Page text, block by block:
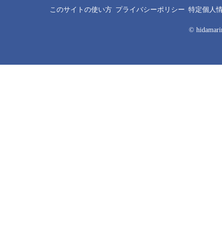
このサイトの使い方 プライバシーポリシー 特定個人
©